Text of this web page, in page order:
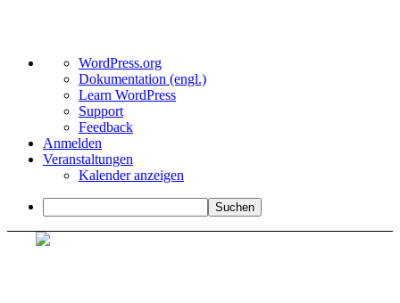
Über
WordPress
WordPress.org
Dokumentation (engl.)
Learn WordPress
Support
Feedback
Anmelden
Veranstaltungen
Kalender anzeigen
Suchen